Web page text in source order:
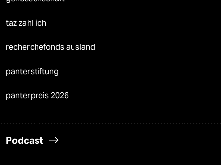
taz zahl ich
recherchefonds ausland
panterstiftung
panterpreis 2026
Podcast